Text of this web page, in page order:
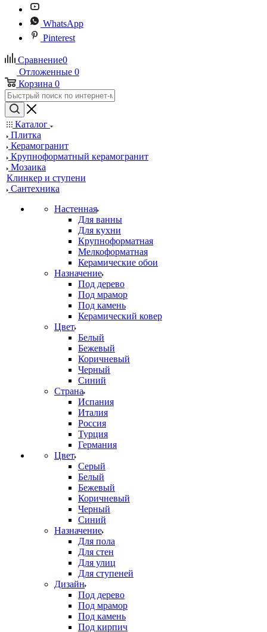
WhatsApp
Pinterest
Сравнение0
Отложенные 0
Корзина 0
Каталог
Плитка
Керамогранит
Крупноформатный керамогранит
Мозаика
Клинкер и ступени
Сантехника
Настенная
Для ванны
Для кухни
Крупноформатная
Мелкоформатная
Керамические обои
Назначение
Под дерево
Под мрамор
Под камень
Керамический ковер
Цвет
Белый
Бежевый
Коричневый
Черный
Синий
Страна
Испания
Италия
Россия
Турция
Германия
Цвет
Серый
Белый
Бежевый
Коричневый
Черный
Синий
Назначение
Для пола
Для стен
Для улиц
Для ступеней
Дизайн
Под дерево
Под мрамор
Под камень
Под кирпич